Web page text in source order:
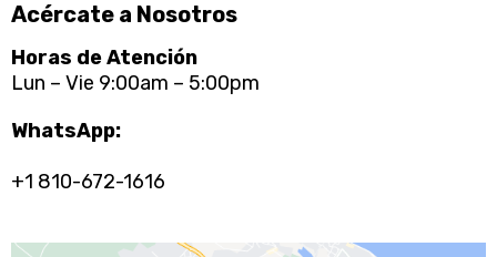
Acércate a Nosotros
Horas de Atención
Lun – Vie 9:00am – 5:00pm
WhatsApp:
+1 810-672-1616